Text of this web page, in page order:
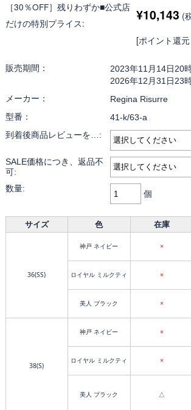
［30％OFF］残りわずか■公式店
だけの特別プライス:
¥10,143 (
[ポイント還
販売期間：
2023年11月14日20
2026年12月31日23
メーカー：
Regina Risurre
型番：
41-k/63-a
到着後商品レビューを…:
SALE価格につき、返品不
可:
数量:
個
サイズ 色 在庫
36(SS)
神戸 ネイビー ×
ロイヤル ミルクティ ×
美人 ブラック ×
38(S)
神戸 ネイビー ×
ロイヤル ミルクティ ×
美人 ブラック △